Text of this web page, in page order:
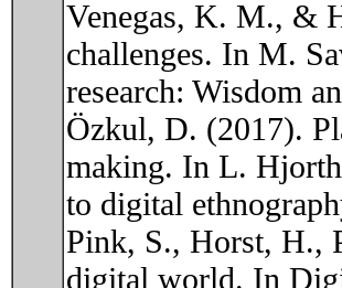
Venegas, K. M., &
challenges. In M.
research: Wisdom
Özkul, D. (2017).
making. In L.
to digital
Pink, S., Horst, H.,
digital world. In